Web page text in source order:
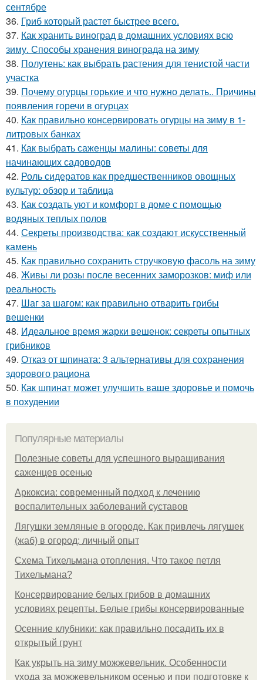
сентябре
36. Гриб который растет быстрее всего.
37. Как хранить виноград в домашних условиях всю
зиму. Способы хранения винограда на зиму
38. Полутень: как выбрать растения для тенистой части
участка
39. Почему огурцы горькие и что нужно делать.. Причины
появления горечи в огурцах
40. Как правильно консервировать огурцы на зиму в 1-
литровых банках
41. Как выбрать саженцы малины: советы для
начинающих садоводов
42. Роль сидератов как предшественников овощных
культур: обзор и таблица
43. Как создать уют и комфорт в доме с помощью
водяных теплых полов
44. Секреты производства: как создают искусственный
камень
45. Как правильно сохранить стручковую фасоль на зиму
46. Живы ли розы после весенних заморозков: миф или
реальность
47. Шаг за шагом: как правильно отварить грибы
вешенки
48. Идеальное время жарки вешенок: секреты опытных
грибников
49. Отказ от шпината: 3 альтернативы для сохранения
здорового рациона
50. Как шпинат может улучшить ваше здоровье и помочь
в похудении
Популярные материалы
Полезные советы для успешного выращивания
саженцев осенью
Аркоксиа: современный подход к лечению
воспалительных заболеваний суставов
Лягушки земляные в огороде. Как привлечь лягушек
(жаб) в огород: личный опыт
Схема Тихельмана отопления. Что такое петля
Тихельмана?
Консервирование белых грибов в домашних
условиях рецепты. Белые грибы консервированные
Осенние клубники: как правильно посадить их в
открытый грунт
Как укрыть на зиму можжевельник. Особенности
ухода за можжевельником осенью и при подготовке к